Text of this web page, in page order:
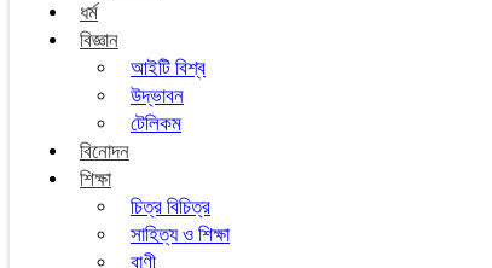
ধর্ম
বিজ্ঞান
আইটি বিশ্ব
উদ্ভাবন
টেলিকম
বিনোদন
শিক্ষা
চিত্র বিচিত্র
সাহিত্য ও শিক্ষা
বাণী